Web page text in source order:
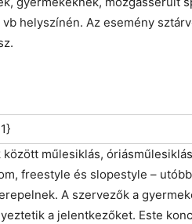
helyszínén. Az esemény
között műlesiklás,
freestyle és slopestyle –
A szervezők a
a jelentkezőket. Este